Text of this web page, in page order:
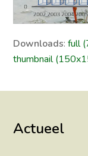
Downloads:full
thumbnail
Actueel